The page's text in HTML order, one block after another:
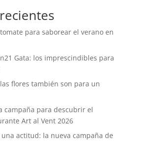
para saborear el verano en
Gata: los imprescindibles para
flores también son para un
campaña para descubrir el
Art al Vent 2026
actitud: la nueva campaña de